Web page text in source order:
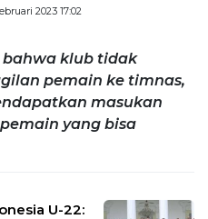
2023 17:02
klub tidak
pemain ke timnas,
masukan
yang bisa
U-22: